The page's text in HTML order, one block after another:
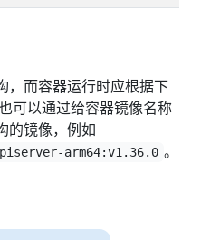
，而容器运行时应根据下
可以通过给容器镜像名称
的镜像，例如
arm64:v1.36.0 。